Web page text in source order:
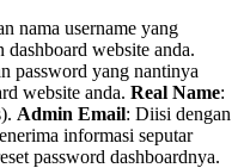
nama username yang
website anda.
password yang nantinya
website anda. Real Name:
Admin Email: Diisi dengan
informasi seputar
password dashboardnya.